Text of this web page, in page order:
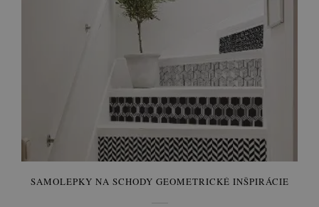
SAMOLEPKY NA SCHODY GEOMETRICKÉ INŠPIRÁCIE